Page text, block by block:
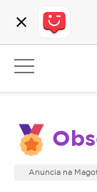
close
Anuncia na